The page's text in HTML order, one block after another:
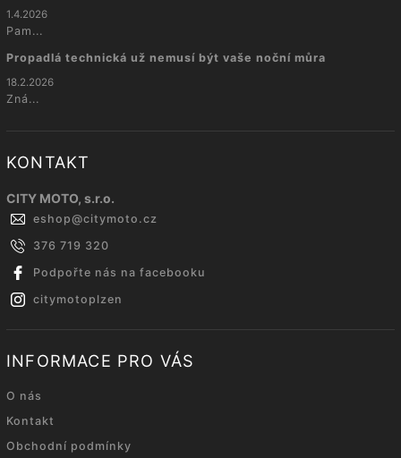
1.4.2026
Pam...
Propadlá technická už nemusí být vaše noční můra
18.2.2026
Zná...
KONTAKT
CITY MOTO, s.r.o.
eshop@citymoto.cz
376 719 320
Podpořte nás na facebooku
citymotoplzen
INFORMACE PRO VÁS
O nás
Kontakt
Obchodní podmínky